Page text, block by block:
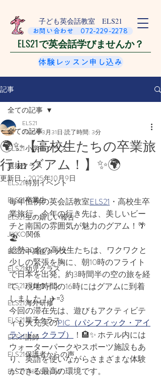
​子ども英会話教室 ELS21
お問い合わせ 072-229-2278
ELS21で英会話学びませんか？
体験レッスン申し込み
記事
全ての記事
ELS21小学生クラス
選抜クラス
ELS21特別イベント
ELS21卒業生
ELS21生の嬉しい報告
JIKKO関係
ELS21中高生クラス
ELS21幼児クラス
ELS21ハロウィン
ELS21海外研修
ELS21親子クラス
ELS21講師
ELS21保護者からの声
ELS21THE SHOW
全ての記事
🌍✨【高校生たちの卒業旅
行 in グアム！】✨🌍
ELS21
2025年3月31日 読了時間: 3分
更新日：2025年10月9日
毎年恒例の英会話教室ELS21 ・高校生卒
業旅行。今年の行き先は、美しいビー
チと南国の雰囲気が魅力のグアム！🌴
🏖️
総勢20名の高校生たちは、ワクワクと
少しの緊張を胸に、朝10時のフライト
で日本を出発。約3時間半の空の旅を経
て、現地時間の16時にはグアムに到着
しました！✈️💨
今回の滞在先は、遊びもアクティビテ
ィも大充実のPIC（パシフィック・アイ
ランド・クラブ）
！🏨✨ ホテル内には
ウォーターパークやスポーツ施設もあ
り、英語を使いながらさまざまな体験
ができる最高の環境です。